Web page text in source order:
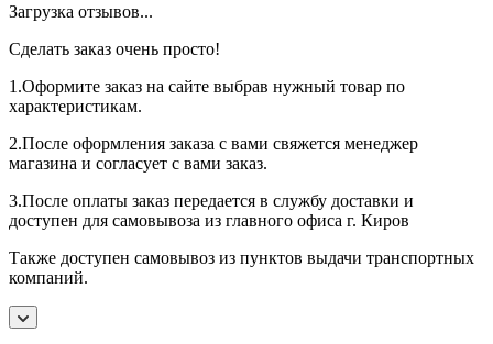
Загрузка отзывов...
Сделать заказ очень просто!
1.Оформите заказ на сайте выбрав нужный товар по
характеристикам.
2.После оформления заказа с вами свяжется менеджер
магазина и согласует с вами заказ.
3.После оплаты заказ передается в службу доставки и
доступен для самовывоза из главного офиса г. Киров
Также доступен самовывоз из пунктов выдачи транспортных
компаний.